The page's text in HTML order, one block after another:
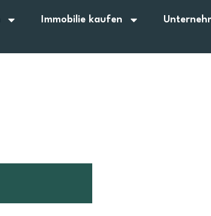
Immobilie kaufen